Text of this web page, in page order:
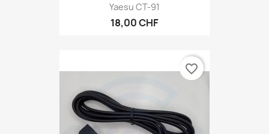
Yaesu CT-91
18,00 CHF
favorite_border